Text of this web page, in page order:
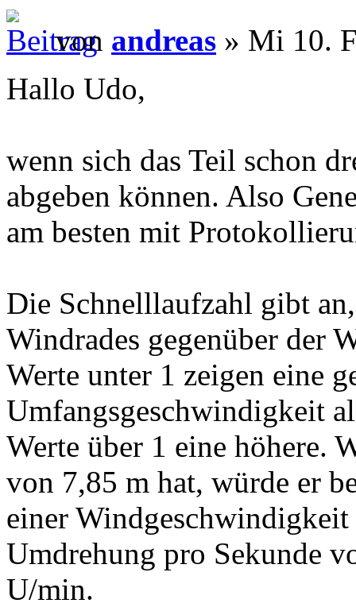
von andreas » Mi 10.
Hallo Udo,
wenn sich das Teil schon
abgeben können. Also
am besten mit
Die Schnelllaufzahl gibt
Windrades gegenüber der
Werte unter 1 zeigen eine
Umfangsgeschwindigkeit
Werte über 1 eine höhere.
von 7,85 m hat, würde er
einer
Umdrehung pro Sekunde
U/min.